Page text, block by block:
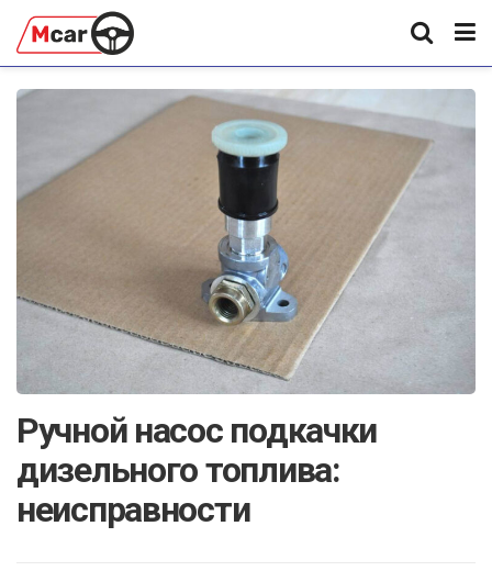
Ручной насос подкачки
дизельного топлива:
неисправности